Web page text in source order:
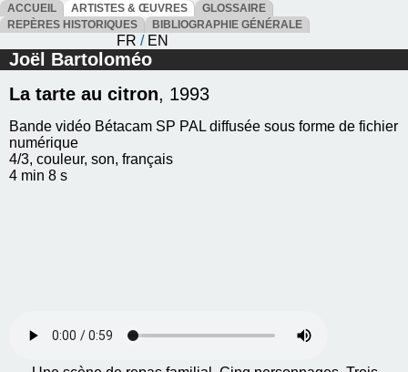
ACCUEIL ARTISTES & ŒUVRES
GLOSSAIRE
REPÈRES HISTORIQUES
BIBLIOGRAPHIE GÉNÉRALE
FR / EN
Joël Bartoloméo